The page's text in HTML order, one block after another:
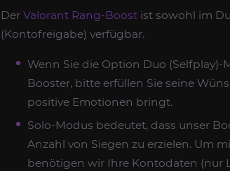
Der Valorant Rang-Boost ist sowohl im
(Kontofreigabe) verfügbar.
Wenn Sie die Option Duo
Booster, bitte erfüllen Sie seine
positive Emotionen bringt.
Solo-Modus bedeutet, dass unser
Anzahl von Siegen zu erzielen. Um
benötigen wir Ihre Kontodaten (nur